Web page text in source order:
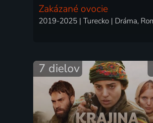
Zakázané ovocie
7 dielov